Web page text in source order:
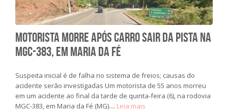
Motorista morre após carro sair da pista na
MGC-383, em Maria da Fé
Suspeita inicial é de falha no sistema de freios; causas do
acidente serão investigadas Um motorista de 55 anos morreu
em um acidente ao final da tarde de quinta-feira (6), na rodovia
MGC-383, em Maria da Fé (MG).... Leia mais